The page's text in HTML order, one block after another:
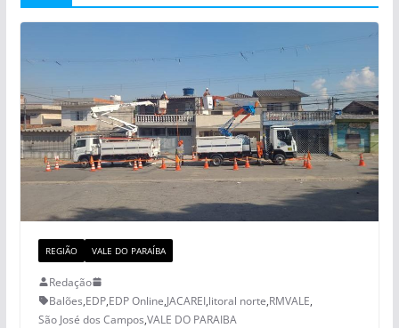
REGIÃO VALE DO PARAÍBA
Redação
Balões,EDP,EDP Online,JACAREI,litoral norte,RMVALE,
São José dos Campos,VALE DO PARAIBA